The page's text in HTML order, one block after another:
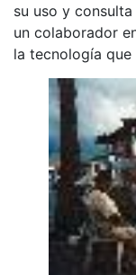
su uso y
un colaborador
la tecnología